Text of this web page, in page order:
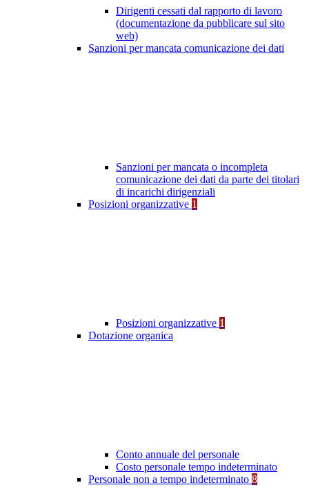
Dirigenti cessati dal rapporto di lavoro
(documentazione da pubblicare sul sito
web)
Sanzioni per mancata comunicazione dei dati
Sanzioni per mancata o incompleta
comunicazione dei dati da parte dei titolari
di incarichi dirigenziali
Posizioni organizzative 1
Posizioni organizzative 1
Dotazione organica
Conto annuale del personale
Costo personale tempo indeterminato
Personale non a tempo indeterminato 8